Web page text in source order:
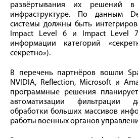
развёртывания их решений в
инфраструктуре. По данным
системы должны быть
Impact Level 6 и Impact Level
информации категорий
секретно»).
В перечень партнёров вошли
NVIDIA, Reflection, Microsoft и
программные решения
автоматизации фильтрации
обработки больших массивов
работы военных органов